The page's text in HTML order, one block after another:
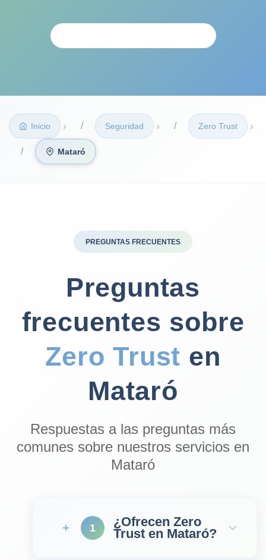
Inicio › Seguridad › Zero Trust ›
Mataró
PREGUNTAS FRECUENTES
Preguntas
frecuentes sobre
Zero Trust en
Mataró
Respuestas a las preguntas más
comunes sobre nuestros servicios en
Mataró
1
¿Ofrecen Zero
Trust en Mataró?